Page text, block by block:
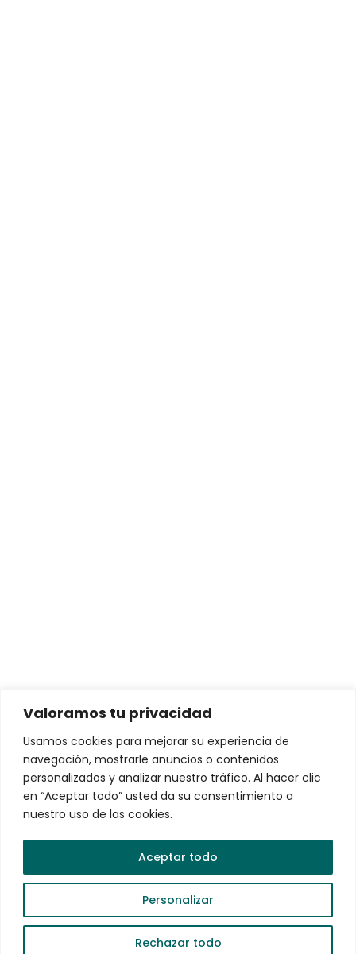
Valoramos tu privacidad
Usamos cookies para mejorar su experiencia de
navegación, mostrarle anuncios o contenidos
personalizados y analizar nuestro tráfico. Al hacer clic
en “Aceptar todo” usted da su consentimiento a
nuestro uso de las cookies.
Personalizar
Rechazar todo
Aceptar todo
Soluciones para empresas
VEMO Charging Network – La red de recarga más
robusta y confiable de México
VEMO EV Fleets
Gestión de Flotas de Vehículos Eléctricos
© 2025 VEMO